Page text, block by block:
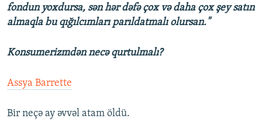
fondun yoxdursa, sən hər dəfə çox və daha çox şey satın
almaqla bu qığılcımları parıldatmalı olursan."
Konsumerizmdən necə qurtulmalı?
Assya Barrette
Bir neçə ay əvvəl atam öldü.